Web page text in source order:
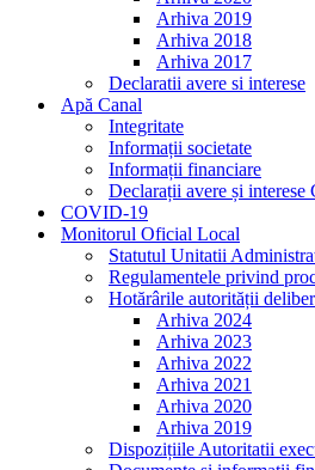
Arhiva 2019
Arhiva 2018
Arhiva 2017
Declaratii avere si interese
Apă Canal
Integritate
Informații societate
Informații financiare
Declarații avere și
COVID-19
Monitorul Oficial Local
Statutul Unitatii
Regulamentele privind
Hotărârile autorității
Arhiva 2024
Arhiva 2023
Arhiva 2022
Arhiva 2021
Arhiva 2020
Arhiva 2019
Dispozițiile Autoritatii